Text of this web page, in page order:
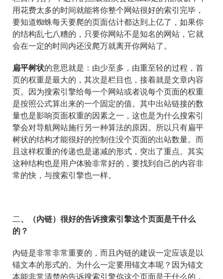
用花费太多的时间就能将你整个网站很好的索引完毕，
要知道蜘蛛每天要爬的页面估计都达到上亿了，如果你
的结构乱七八糟的，只要你网站不是知名的网站，它就
会在一定的时间内还没爬万就离开你网站了。
扁平树状的意思就是：由少至多，由重至轻的过程，首
页的权重是最大的，其次是栏目也，接着就是文章内容
页。因为搜索引擎给每一个网站或者说每个页面的权重
是按照公式算出来的一个固定的值。其中出站链接的数
量也是影响页面权重的因素之一，这也是为什么搜索引
擎会对导航网站施行另一种算法的原因。所以只有扁平
树状的结构才能很好的控制住没个页面的出站数量。而
且这样权重的传递也是递减的形式，突出了重点。其实
这种结构也是用户体验非常好的，要找到自己的内容非
常的快，与搜索引擎也一样。
二、（內链）很好的告诉搜索引擎这个页面是干什么
的？
內链是非常非常重要的，而且內链的建设一定应该是以
锚文本的形式的。为什么一定要用锚文本呢？因为锚文
本能非常清楚的告诉搜索引擎你这个页面是干什么的，